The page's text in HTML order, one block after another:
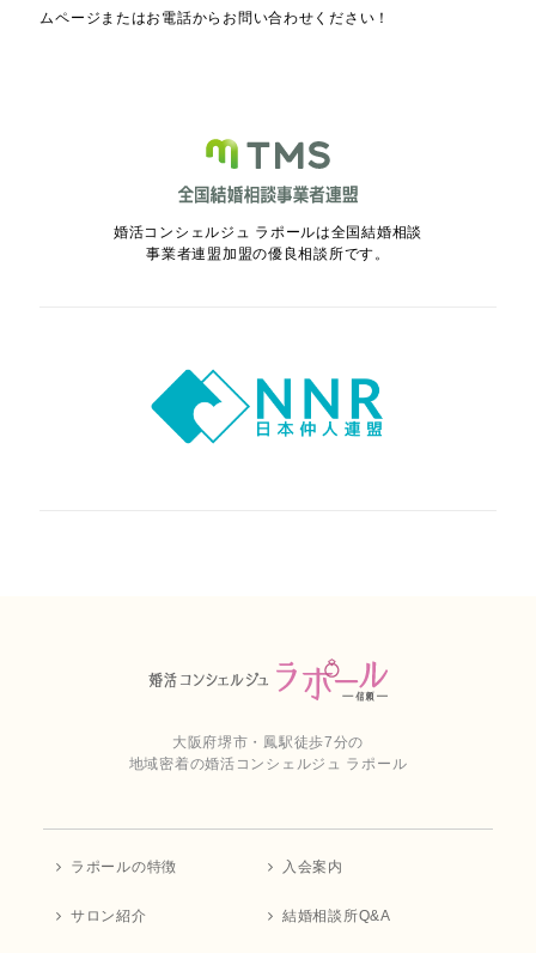
ムページまたはお電話からお問い合わせください！
婚活コンシェルジュ ラポールは全国結婚相談
事業者連盟加盟の優良相談所です。
大阪府堺市・鳳駅徒歩7分の
地域密着の婚活コンシェルジュ ラポール
ラポールの特徴 入会案内
サロン紹介 結婚相談所Q&A